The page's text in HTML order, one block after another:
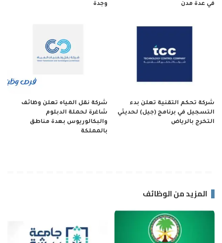
في عدة مدن
وجدة
شركة تحكم التقنية تعلن بدء
التسجيل في برنامج (جيل) لحديثي
التخرج بالرياض
شركة نقل المياه تعلن وظائف
شاغرة لحملة الدبلوم
والبكالوريوس بعدة مناطق
بالمملكة
المزيد من الوظائف